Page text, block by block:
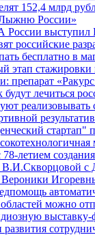
152,4 млрд
России»
выступил
российские
бесплатно в
этап
препарат
лечиться
реализовывать
стартап"
создания
с
можно